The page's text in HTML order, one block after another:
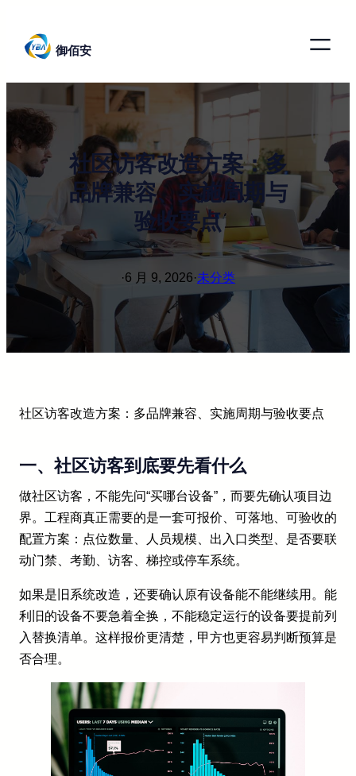
御佰安
社区访客改造方案：多
品牌兼容、实施周期与
验收要点
·6 月 9, 2026·未分类
社区访客改造方案：多品牌兼容、实施周期与验收要点
一、社区访客到底要先看什么
做社区访客，不能先问“买哪台设备”，而要先确认项目边
界。工程商真正需要的是一套可报价、可落地、可验收的
配置方案：点位数量、人员规模、出入口类型、是否要联
动门禁、考勤、访客、梯控或停车系统。
如果是旧系统改造，还要确认原有设备能不能继续用。能
利旧的设备不要急着全换，不能稳定运行的设备要提前列
入替换清单。这样报价更清楚，甲方也更容易判断预算是
否合理。